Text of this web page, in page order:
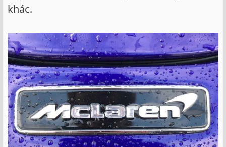
khác.